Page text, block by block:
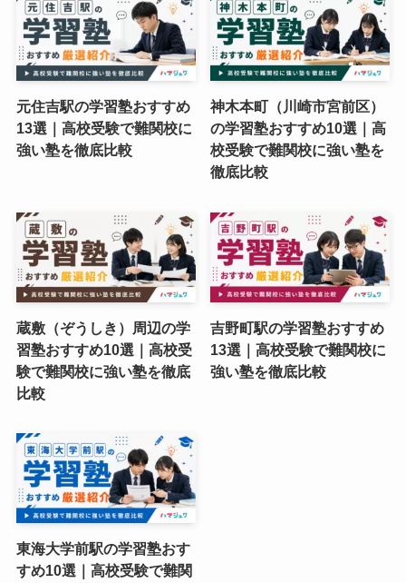
元住吉駅の学習塾おすすめ
13選｜高校受験で難関校に
強い塾を徹底比較
神木本町（川崎市宮前区）
の学習塾おすすめ10選｜高
校受験で難関校に強い塾を
徹底比較
蔵敷（ぞうしき）周辺の学
習塾おすすめ10選｜高校受
験で難関校に強い塾を徹底
比較
吉野町駅の学習塾おすすめ
13選｜高校受験で難関校に
強い塾を徹底比較
東海大学前駅の学習塾おす
すめ10選｜高校受験で難関